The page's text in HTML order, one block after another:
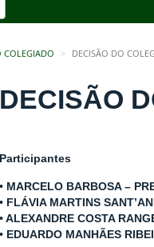
COLEGIADO DECISÃO DO
DECISÃO
Participantes
• MARCELO BARBOSA –
• FLÁVIA MARTINS
• ALEXANDRE COSTA
• EDUARDO MANHÃES